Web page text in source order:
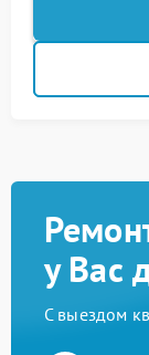
у Вас
С выездом